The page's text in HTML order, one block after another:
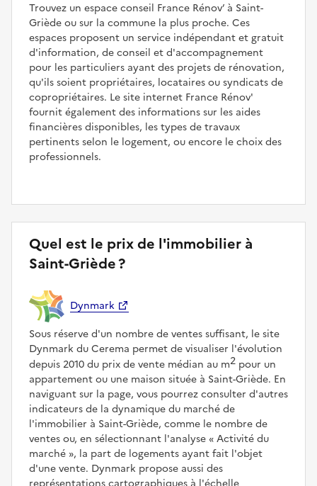
Trouvez un espace conseil France Rénov’ à Saint-
Griède ou sur la commune la plus proche. Ces
espaces proposent un service indépendant et gratuit
d'information, de conseil et d'accompagnement
pour les particuliers ayant des projets de rénovation,
qu'ils soient propriétaires, locataires ou syndicats de
copropriétaires. Le site internet France Rénov'
fournit également des informations sur les aides
financières disponibles, les types de travaux
pertinents selon le logement, ou encore le choix des
professionnels.
Quel est le prix de l'immobilier à
Saint-Griède ?
Dynmark
Sous réserve d'un nombre de ventes suffisant, le site
Dynmark du Cerema permet de visualiser l'évolution
depuis 2010 du prix de vente médian au m2 pour un
appartement ou une maison située à Saint-Griède. En
naviguant sur la page, vous pourrez consulter d'autres
indicateurs de la dynamique du marché de
l'immobilier à Saint-Griède, comme le nombre de
ventes ou, en sélectionnant l'analyse
Activité du
marché , la part de logements ayant fait l'objet
d'une vente. Dynmark propose aussi des